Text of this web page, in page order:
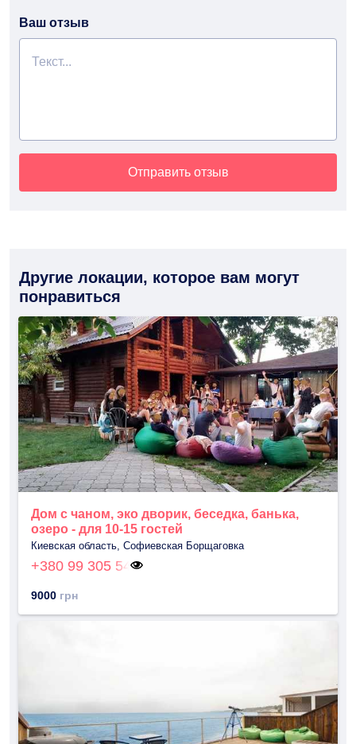
Ваш отзыв
Отправить отзыв
Другие локации, которое вам могут
понравиться
Дом с чаном, эко дворик, беседка, банька,
озеро - для 10-15 гостей
Киевская область, Софиевская Борщаговка
+380 99 305 54
9000 грн